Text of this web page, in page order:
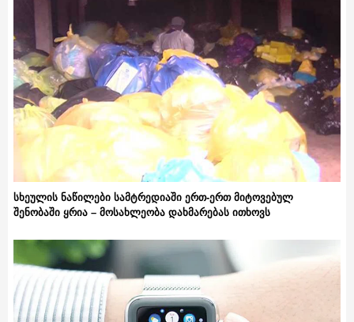
სხეულის ნაწილები სამტრედიაში ერთ-ერთ მიტოვებულ
შენობაში ყრია – მოსახლეობა დახმარებას ითხოვს